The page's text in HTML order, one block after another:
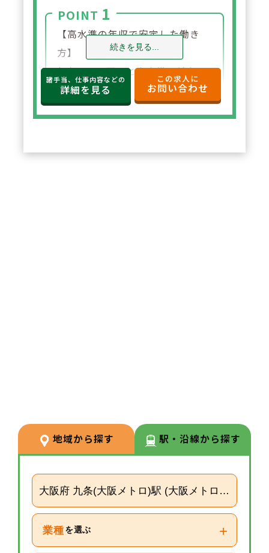
POINT 1
【高水準の年収で安定した働き
方】
年収650万円～と高水準の給与設
定。年俸制で収入の見通しも立て
やすく、選択した都道府県内で安
ーターや研修など＋αの業務チャ
レンジの可能性もございます。
続きを見る...
諸手当、仕事内容などの
詳細を見る
この求人に
お問い合わせ
地域から探す 駅・沿線から探す
大阪府 九条(大阪メトロ)駅 (大阪メトロ中央線)
業種 を選ぶ +